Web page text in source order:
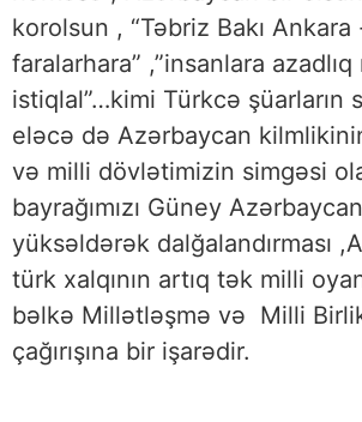
korolsun , “Təbriz Bakı
faralarhara” ,”insanlara
istiqlal”…kimi Türkcə şüarların
eləcə də Azərbaycan
və milli dövlətimizin simgəsi
bayrağımızı Güney
yüksəldərək dalğalandırması
türk xalqının artıq tək milli
bəlkə Millətləşmə və Milli
çağırışına bir işarədir.